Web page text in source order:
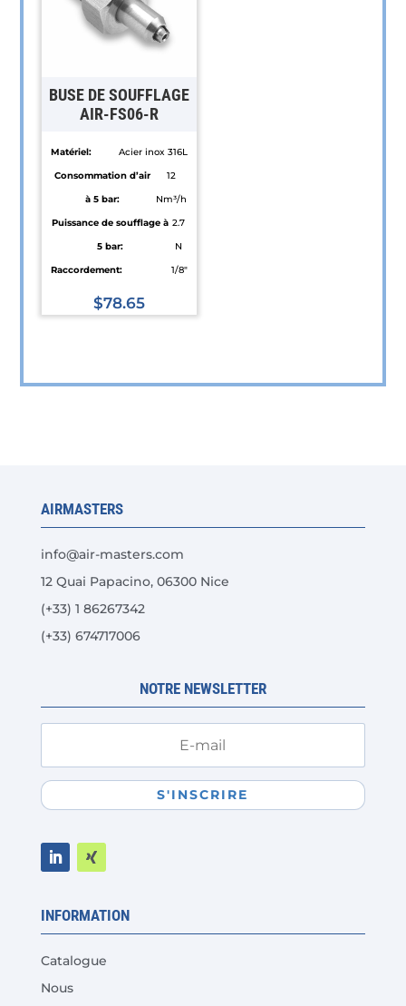
Les
options
choisies
la
page
du
produit
BUSE DE SOUFFLAGE
AIR-FS06-R
Matériel:
Acier inox 316L
Consommation d’air
à 5 bar:
12
Nm³/h
Puissance de soufflage à
5 bar:
2.7
N
Raccordement:
1/8"
$78.65
être
sur
la
page
du
AIRMASTERS
info@air-masters.com
12 Quai Papacino, 06300 Nice
(+33) 1 86267342
(+33) 674717006
NOTRE NEWSLETTER
S'INSCRIRE
INFORMATION
Catalogue
Nous